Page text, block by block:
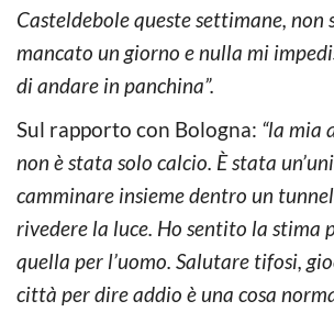
Casteldebole queste settimane, non
mancato un giorno e nulla mi
di andare in panchina”.
Sul rapporto con Bologna: “la mia
non è stata solo calcio. È stata
camminare insieme dentro un
rivedere la luce. Ho sentito la stima
quella per l’uomo. Salutare tifosi,
città per dire addio è una cosa